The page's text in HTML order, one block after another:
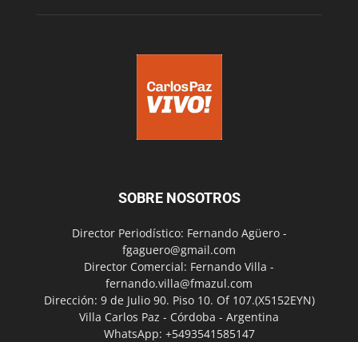
SOBRE NOSOTROS
Director Periodístico: Fernando Agüero -
fgaguero@gmail.com
Director Comercial: Fernando Villa -
fernando.villa@fmazul.com
Dirección: 9 de Julio 90. Piso 10. Of 107.(X5152EYN)
Villa Carlos Paz - Córdoba - Argentina
WhatsApp: +5493541585147